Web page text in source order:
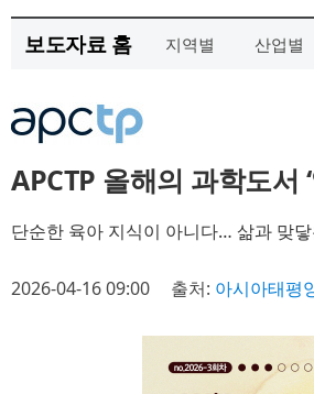
보도자료 홈 지역별 산업별
APCTP 올해의 과학도서
단순한 육아 지식이 아니다… 삶과 맞닿
2026-04-16 09:00 출처: 아시아태평